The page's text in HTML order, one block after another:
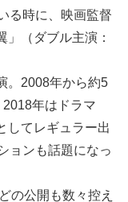
る時に、映画監督
」（ダブル主演：
。2008年から約5
年はドラマ
してレギュラー出
ョンも話題になっ
の公開も数々控え